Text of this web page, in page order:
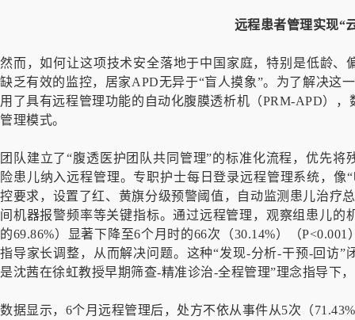
远程患者管理实现“
然而，如何让这项技术安全落地于中国家庭，特别是低龄
缺乏有效的监控，居家APD无异于“盲人摸象”。为了解决这
用了具有远程管理功能的自动化腹膜透析机（PRM-APD）
管理模式。
团队建立了“腹透医护团队共同管理”的标准化流程，优先
险患儿纳入远程管理。专职护士每日登录远程管理系统，
控要求，设置了红、黄旗分级预警阈值，自动监测患儿治疗
间机器报警频率等关键指标。通过远程管理，观察组患儿的
的69.86%）显著下降至6个月时的66次（30.14%）（
指导家长调整，从而解决问题。这种“发现-分析-干预-回访
是沈茜在徐虹教授早期筛查-精准诊治-全程管理”理念指导下
数据显示，6个月远程管理后，处方不依从事件从5次（